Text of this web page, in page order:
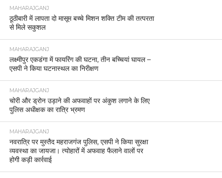
MAHARAJGANJ
ठूठीबारी में लापता दो मासूम बच्चे मिशन शक्ति टीम की तत्परता
से मिले सकुशल
MAHARAJGANJ
लक्ष्मीपुर एकडंगा में फायरिंग की घटना, तीन बच्चियां घायल –
एसपी ने किया घटनास्थल का निरीक्षण
MAHARAJGANJ
चोरी और ड्रोन उड़ाने की अफवाहों पर अंकुश लगाने के लिए
पुलिस अधीक्षक का रात्रि भ्रमण
MAHARAJGANJ
नवरात्रि पर मुस्तैद महराजगंज पुलिस, एसपी ने किया सुरक्षा
व्यवस्था का जायजा। त्योहारों में अफवाह फैलाने वालों पर
होगी कड़ी कार्रवाई